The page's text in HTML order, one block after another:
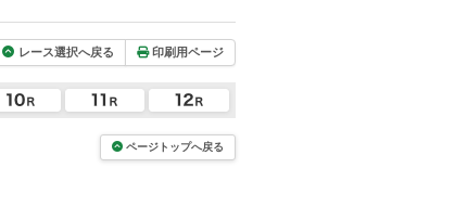
レース選択へ戻る 印刷用ページ
ページトップへ戻る